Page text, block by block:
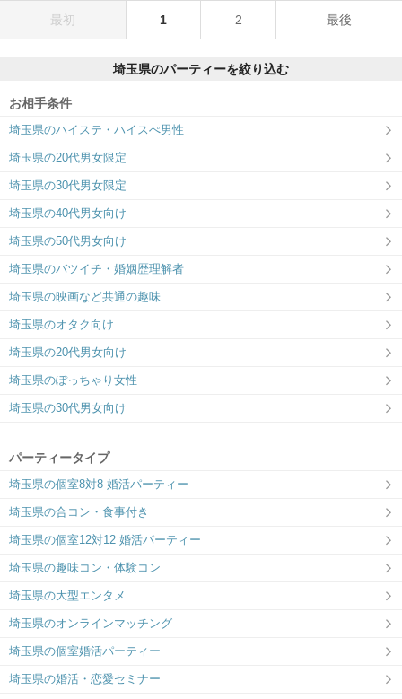
最初 1 2 最後
埼玉県のパーティーを絞り込む
お相手条件
埼玉県のハイステ・ハイスぺ男性
埼玉県の20代男女限定
埼玉県の30代男女限定
埼玉県の40代男女向け
埼玉県の50代男女向け
埼玉県のバツイチ・婚姻歴理解者
埼玉県の映画など共通の趣味
埼玉県のオタク向け
埼玉県の20代男女向け
埼玉県のぽっちゃり女性
埼玉県の30代男女向け
パーティータイプ
埼玉県の個室8対8 婚活パーティー
埼玉県の合コン・食事付き
埼玉県の個室12対12 婚活パーティー
埼玉県の趣味コン・体験コン
埼玉県の大型エンタメ
埼玉県のオンラインマッチング
埼玉県の個室婚活パーティー
埼玉県の婚活・恋愛セミナー